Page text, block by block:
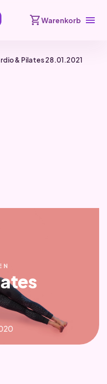
shopping_cartWarenkorb menu
& Pilates 28.01.2021